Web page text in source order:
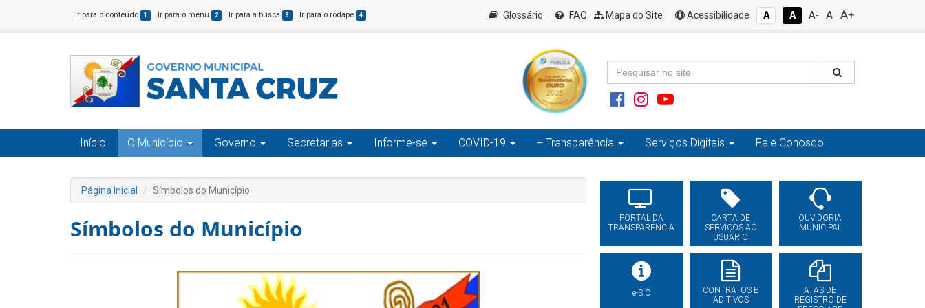
Ir para o conteúdo 1 Ir para o menu 2 Ir para a busca 3 Ir para o rodapé 4 Glossário FAQ Mapa do Site Acessibilidade A A A- A A+
Início O Município Governo Secretarias Informe-se COVID-19 + Transparência Serviços Digitais Fale Conosco
Página Inicial Símbolos do Município
Símbolos do Município
PORTAL DA
TRANSPARÊNCIA
CARTA DE
SERVIÇOS AO
USUÁRIO
OUVIDORIA
MUNICIPAL
e-SIC
CONTRATOS E
ADITIVOS
ATAS DE
REGISTRO DE